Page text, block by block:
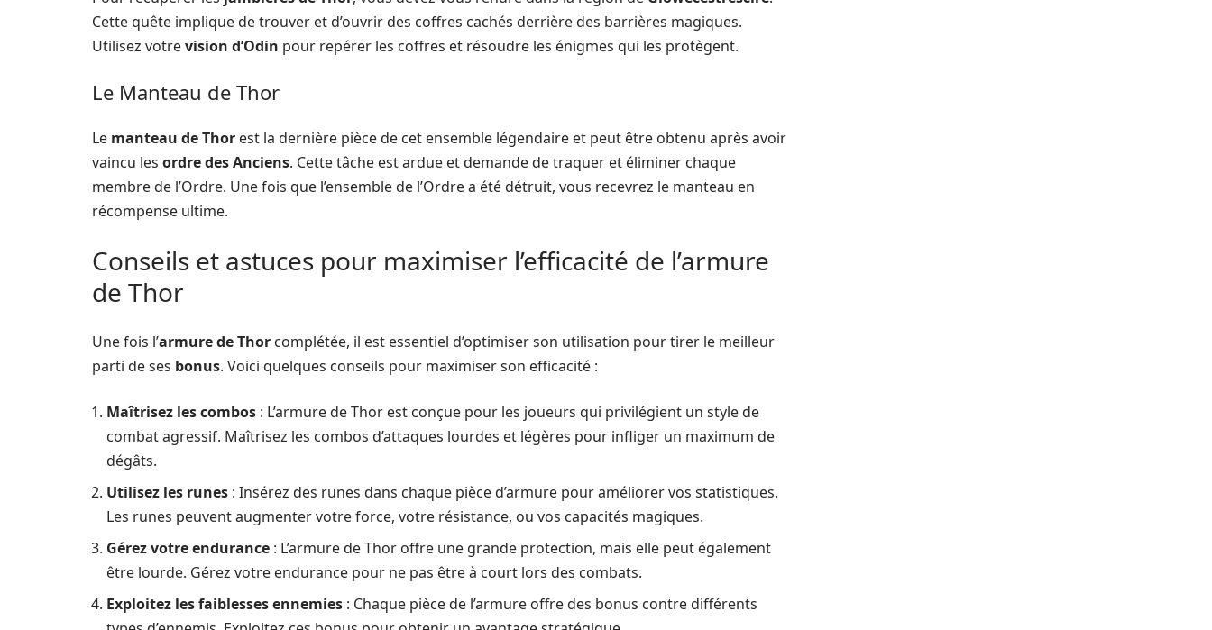
Cette quête implique de trouver et d’ouvrir des coffres cachés derrière des barrières magiques.
Utilisez votrevision d’Odin pour repérer les coffres et résoudre les énigmes qui les protègent.
Le Manteau de Thor
Le manteau de Thor est la dernière pièce de cet ensemble légendaire et peut être obtenu après avoir
vaincu les ordre des Anciens. Cette tâche est ardue et demande de traquer et éliminer chaque
membre de l’Ordre. Une fois que l’ensemble de l’Ordre a été détruit, vous recevrez le manteau en
récompense ultime.
Conseils et astuces pour maximiser l’efficacité de l’armure
de Thor
Une fois l’armure de Thor complétée, il est essentiel d’optimiser son utilisation pour tirer le meilleur
parti de ses bonus. Voici quelques conseils pour maximiser son efficacité :
Maîtrisez les combos : L’armure de Thor est conçue pour les joueurs qui privilégient un style de
combat agressif. Maîtrisez les combos d’attaques lourdes et légères pour infliger un maximum de
dégâts.
Utilisez les runes : Insérez des runes dans chaque pièce d’armure pour améliorer vos statistiques.
Les runes peuvent augmenter votre force, votre résistance, ou vos capacités magiques.
Gérez votre endurance : L’armure de Thor offre une grande protection, mais elle peut également
être lourde. Gérez votre endurance pour ne pas être à court lors des combats.
Exploitez les faiblesses ennemies : Chaque pièce de l’armure offre des bonus contre différents